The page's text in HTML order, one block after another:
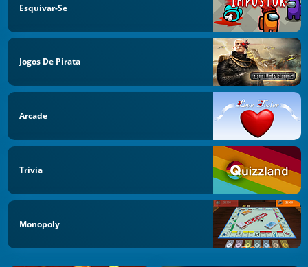
Esquivar-Se
Jogos De Pirata
Arcade
Trivia
Monopoly